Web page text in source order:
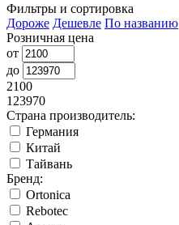
Фильтры и сортировка
Дороже Дешевле По названию
Розничная цена
от
до
2100
123970
Страна производитель:
Германия
Китай
Тайвань
Бренд:
Ortonica
Rebotec